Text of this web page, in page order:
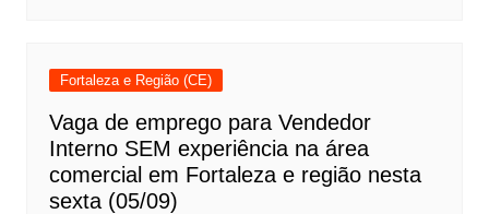
Fortaleza e Região (CE)
Vaga de emprego para Vendedor
Interno SEM experiência na área
comercial em Fortaleza e região nesta
sexta (05/09)